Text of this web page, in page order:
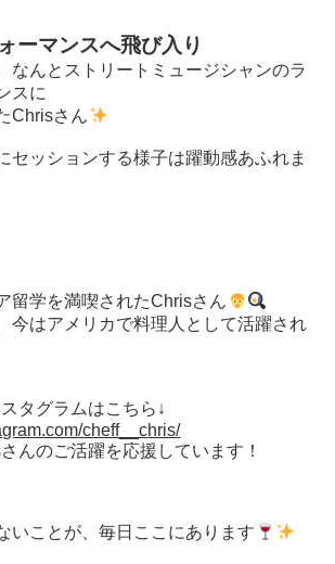
ーマンスへ飛び入り
なんとストリートミュージシャンのラ
スに
Chrisさん
セッションする様子は躍動感あふれま
留学を満喫されたChrisさん
今はアメリカで料理人として活躍され
タグラムはこちら↓
cheff__chris/
んのご活躍を応援しています！
いことが、毎日ここにあります